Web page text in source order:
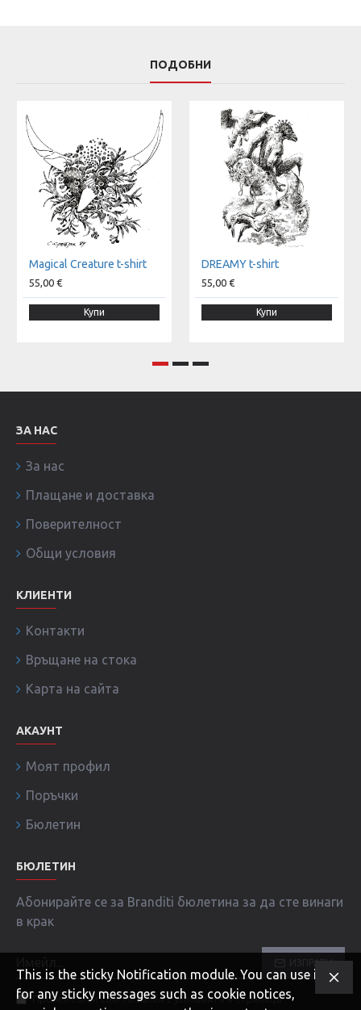
ПОДОБНИ
Magical Creature t-shirt
55,00 €
Купи
DREAMY t-shirt
55,00 €
Купи
ЗА НАС
За нас
Плащане и доставка
Поверителност
Общи условия
КЛИЕНТИ
Контакти
Връщане на стока
Карта на сайта
АКАУНТ
Моят профил
Поръчки
Бюлетин
БЮЛЕТИН
Абонирайте се за Branditi бюлетина за да сте винаги
в крак
ИЗПРАТИ
Прочел съм и съм съгласен с условията в страница
This is the sticky Notification module. You can use it
for any sticky messages such as cookie notices,